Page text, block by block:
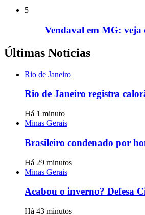
5
Vendaval em MG: veja
Últimas Notícias
Rio de Janeiro
Rio de Janeiro registra
Há 1 minuto
Minas Gerais
Brasileiro condenado por
Há 29 minutos
Minas Gerais
Acabou o inverno? Defesa
Há 43 minutos